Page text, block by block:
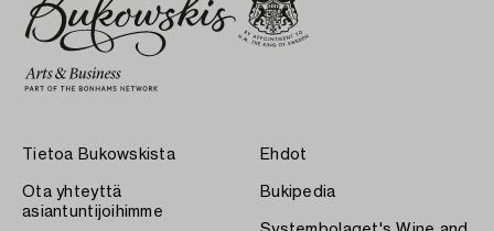
Tietoa Bukowskista
Ota yhteyttä
asiantuntijoihimme
Ehdot
Bukipedia